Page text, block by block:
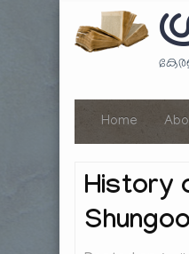
Home
History